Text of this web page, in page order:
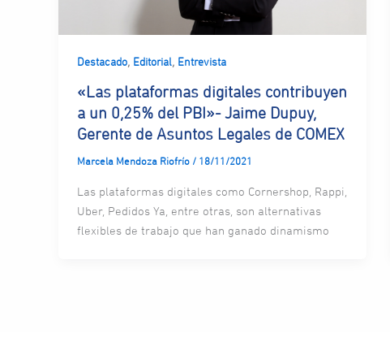
Destacado, Editorial, Entrevista
«Las plataformas digitales contribuyen
a un 0,25% del PBI»- Jaime Dupuy,
Gerente de Asuntos Legales de COMEX
Marcela Mendoza Riofrío / 18/11/2021
Las plataformas digitales como Cornershop, Rappi,
Uber, Pedidos Ya, entre otras, son alternativas
flexibles de trabajo que han ganado dinamismo